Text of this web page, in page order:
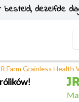
besteld, dezelfde
magazynu
Farm Grainless Health